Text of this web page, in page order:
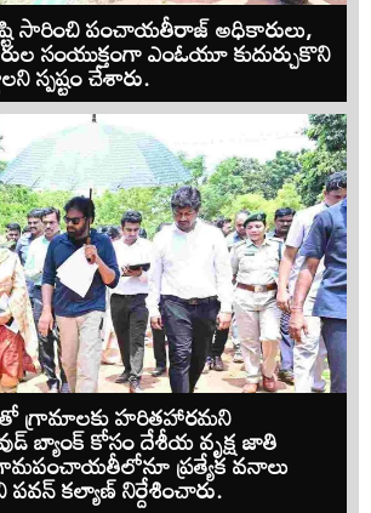
సారించి పంచాయతీరాజ్ అధికారులు,
సంయుక్తంగా ఎంఓయూ కుదుర్చుకొని
స్పష్టం చేశారు.
గ్రామాలకు హరితహారమని
బ్యాంక్ కోసం దేశీయ వృక్ష జాతి
ప్రత్యేక వనాలు
కల్యాణ్ నిర్దేశించారు.